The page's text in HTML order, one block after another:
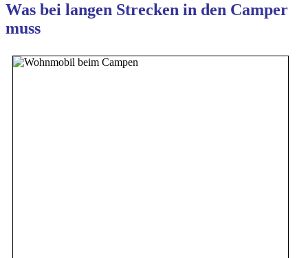
Was bei langen Strecken in den Camper
muss